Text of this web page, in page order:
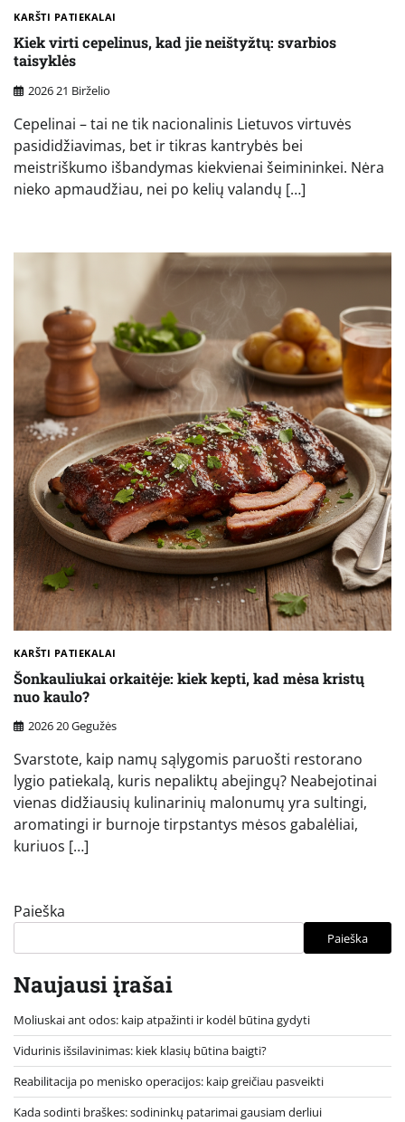
KARŠTI PATIEKALAI
Kiek virti cepelinus, kad jie neištyžtų: svarbios
taisyklės
2026 21 Birželio
Cepelinai – tai ne tik nacionalinis Lietuvos virtuvės
pasididžiavimas, bet ir tikras kantrybės bei
meistriškumo išbandymas kiekvienai šeimininkei. Nėra
nieko apmaudžiau, nei po kelių valandų […]
KARŠTI PATIEKALAI
Šonkauliukai orkaitėje: kiek kepti, kad mėsa kristų
nuo kaulo?
2026 20 Gegužės
Svarstote, kaip namų sąlygomis paruošti restorano
lygio patiekalą, kuris nepaliktų abejingų? Neabejotinai
vienas didžiausių kulinarinių malonumų yra sultingi,
aromatingi ir burnoje tirpstantys mėsos gabalėliai,
kuriuos […]
Paieška
Paieška
Naujausi įrašai
Moliuskai ant odos: kaip atpažinti ir kodėl būtina gydyti
Vidurinis išsilavinimas: kiek klasių būtina baigti?
Reabilitacija po menisko operacijos: kaip greičiau pasveikti
Kada sodinti braškes: sodininkų patarimai gausiam derliui